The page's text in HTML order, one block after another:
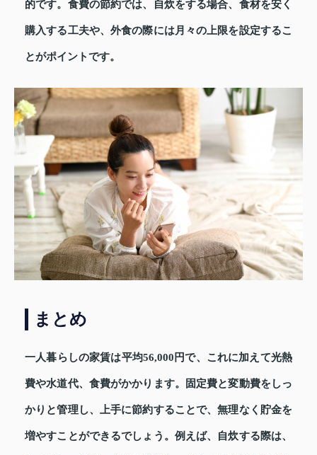
的です。食費の節約では、自炊をする場合、食材を安く
購入する工夫や、外食の際には月々の上限を設定するこ
とがポイントです。
まとめ
一人暮らしの家賃は平均56,000円で、これに加えて光熱
費や水道代、食費がかかります。固定費と変動費をしっ
かりと管理し、上手に節約することで、無理なく貯金を
増やすことができるでしょう。例えば、自炊する際は、